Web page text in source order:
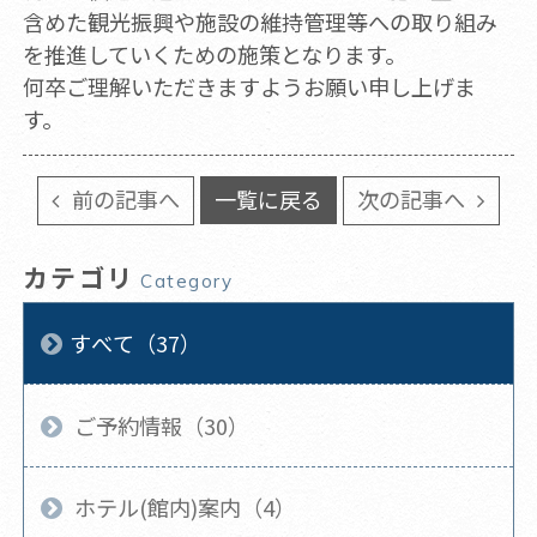
含めた観光振興や施設の維持管理等への取り組み
を推進していくための施策となります。
何卒ご理解いただきますようお願い申し上げま
す。
前の記事へ 一覧に戻る 次の記事へ
カテゴリ Category
すべて（37）
ご予約情報（30）
ホテル(館内)案内（4）